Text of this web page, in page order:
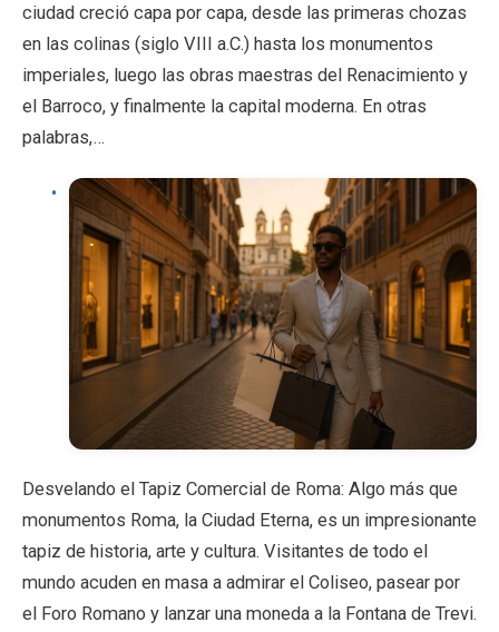
ciudad creció capa por capa, desde las primeras chozas
en las colinas (siglo VIII a.C.) hasta los monumentos
imperiales, luego las obras maestras del Renacimiento y
el Barroco, y finalmente la capital moderna. En otras
palabras,…
Desvelando el Tapiz Comercial de Roma: Algo más que
monumentos Roma, la Ciudad Eterna, es un impresionante
tapiz de historia, arte y cultura. Visitantes de todo el
mundo acuden en masa a admirar el Coliseo, pasear por
el Foro Romano y lanzar una moneda a la Fontana de Trevi.